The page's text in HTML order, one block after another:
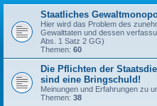
Staatliches
Hier wird das Problem des
Gewalttaten und dessen
Abs. 1 Satz 2 GG)
Themen: 60
Die Pflichten der
sind eine Bringschuld!
Meinungen und Erfahrungen zu
Themen: 38